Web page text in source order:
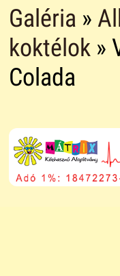
Galéria »
koktélok»
Colada